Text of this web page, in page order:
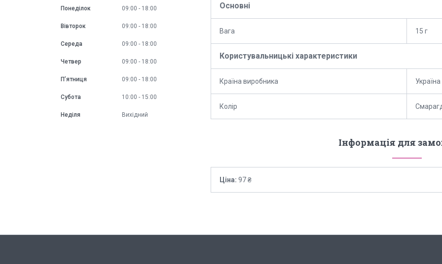
Основні
Вага 15 г
Користувальницькі характеристики
Країна виробника Україна
Колір
Інформація для
Ціна: 97 ₴
Понеділок 09:00 18:00
Вівторок 09:00 18:00
Середа 09:00 18:00
Четвер 09:00 18:00
Пʼятниця 09:00 18:00
Субота 10:00 15:00
Неділя Вихідний